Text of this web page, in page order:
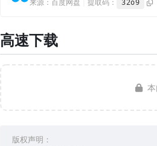
来源：百度网盘 提取码： 32o9
高速下载
版权声明：